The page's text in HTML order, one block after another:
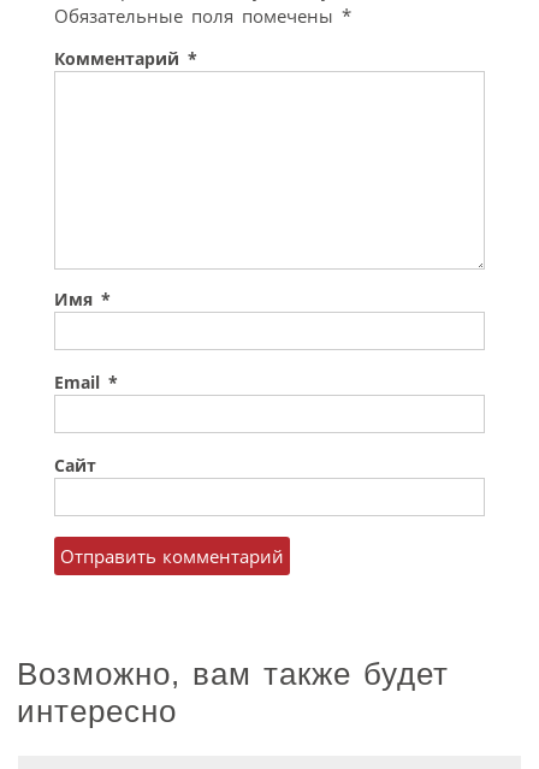
Обязательные поля помечены *
Комментарий *
Имя *
Email *
Сайт
Возможно, вам также будет
интересно